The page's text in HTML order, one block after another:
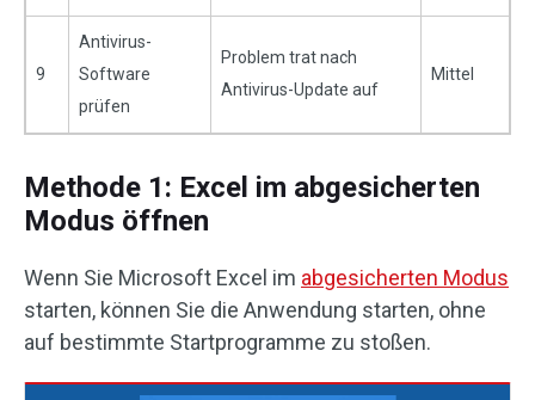
9
Antivirus-
Software
prüfen
Problem trat nach
Antivirus-Update auf
Mittel
Methode 1: Excel im abgesicherten
Modus öffnen
Wenn Sie Microsoft Excel im abgesicherten Modus
starten, können Sie die Anwendung starten, ohne
auf bestimmte Startprogramme zu stoßen.